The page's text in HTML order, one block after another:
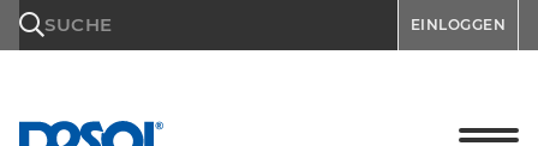
SUCHE EINLOGGEN